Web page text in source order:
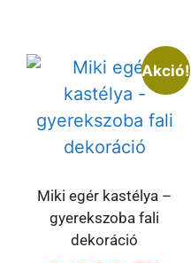
Akció!
Miki egér kastélya –
gyerekszoba fali
dekoráció